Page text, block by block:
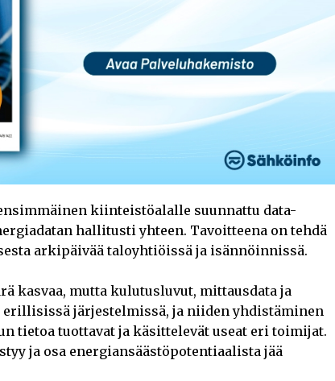
kiinteistöalalle suunnattu data-
hallitusti yhteen. Tavoitteena on tehdä
arkipäivää taloyhtiöissä ja isännöinnissä.
kasvaa, mutta kulutusluvut, mittausdata ja
järjestelmissä, ja niiden yhdistäminen
tietoa tuottavat ja käsittelevät useat eri toimijat.
ja osa energiansäästöpotentiaalista jää